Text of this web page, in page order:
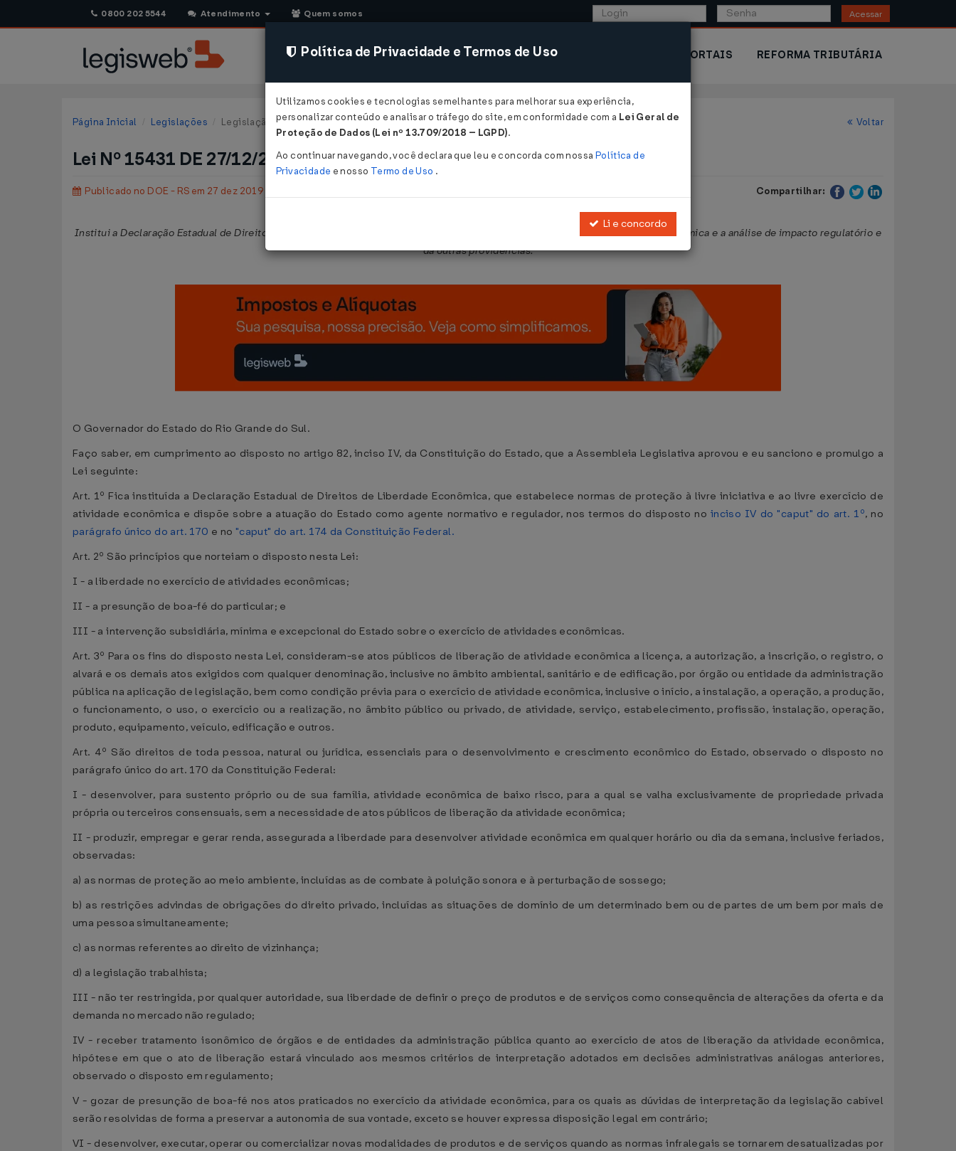
0800 202 5544 Atendimento Quem somos Acessar
CONSULTORIA SISTEMAS COMÉRCIO EXTERIOR PORTAIS REFORMA TRIBUTÁRIA
Página Inicial Legislações Legislação Estadual - Rio Grande do Sul Voltar
Lei Nº 15431 DE 27/12/2019
Publicado no DOE - RS em 27 dez 2019 Compartilhar:
Institui a Declaração Estadual de Direitos de Liberdade Econômica, estabelece normas para atos de liberação de atividade econômica e a análise de impacto regulatório e
dá outras providências.
O Governador do Estado do Rio Grande do Sul.
Faço saber, em cumprimento ao disposto no artigo 82, inciso IV, da Constituição do Estado, que a Assembleia Legislativa aprovou e eu sanciono e promulgo a
Lei seguinte:
Art. 1º Fica instituída a Declaração Estadual de Direitos de Liberdade Econômica, que estabelece normas de proteção à livre iniciativa e ao livre exercício de
atividade econômica e dispõe sobre a atuação do Estado como agente normativo e regulador, nos termos do disposto no inciso IV do "caput" do art. 1º, no
parágrafo único do art. 170 e no "caput" do art. 174 da Constituição Federal.
Art. 2º São princípios que norteiam o disposto nesta Lei:
I - a liberdade no exercício de atividades econômicas;
II - a presunção de boa-fé do particular; e
III - a intervenção subsidiária, mínima e excepcional do Estado sobre o exercício de atividades econômicas.
Art. 3º Para os fins do disposto nesta Lei, consideram-se atos públicos de liberação de atividade econômica a licença, a autorização, a inscrição, o registro, o
alvará e os demais atos exigidos com qualquer denominação, inclusive no âmbito ambiental, sanitário e de edificação, por órgão ou entidade da administração
pública na aplicação de legislação, bem como condição prévia para o exercício de atividade econômica, inclusive o início, a instalação, a operação, a produção,
o funcionamento, o uso, o exercício ou a realização, no âmbito público ou privado, de atividade, serviço, estabelecimento, profissão, instalação, operação,
produto, equipamento, veículo, edificação e outros.
Art. 4º São direitos de toda pessoa, natural ou jurídica, essenciais para o desenvolvimento e crescimento econômico do Estado, observado o disposto no
parágrafo único do art. 170 da Constituição Federal:
I - desenvolver, para sustento próprio ou de sua família, atividade econômica de baixo risco, para a qual se valha exclusivamente de propriedade privada
própria ou terceiros consensuais, sem a necessidade de atos públicos de liberação da atividade econômica;
II - produzir, empregar e gerar renda, assegurada a liberdade para desenvolver atividade econômica em qualquer horário ou dia da semana, inclusive feriados,
observadas:
a) as normas de proteção ao meio ambiente, incluídas as de combate à poluição sonora e à perturbação de sossego;
b) as restrições advindas de obrigações do direito privado, incluídas as situações de domínio de um determinado bem ou de partes de um bem por mais de
uma pessoa simultaneamente;
c) as normas referentes ao direito de vizinhança;
d) a legislação trabalhista;
III - não ter restringida, por qualquer autoridade, sua liberdade de definir o preço de produtos e de serviços como consequência de alterações da oferta e da
demanda no mercado não regulado;
IV - receber tratamento isonômico de órgãos e de entidades da administração pública quanto ao exercício de atos de liberação da atividade econômica,
hipótese em que o ato de liberação estará vinculado aos mesmos critérios de interpretação adotados em decisões administrativas análogas anteriores,
observado o disposto em regulamento;
V - gozar de presunção de boa-fé nos atos praticados no exercício da atividade econômica, para os quais as dúvidas de interpretação da legislação cabível
serão resolvidas de forma a preservar a autonomia de sua vontade, exceto se houver expressa disposição legal em contrário;
VI - desenvolver, executar, operar ou comercializar novas modalidades de produtos e de serviços quando as normas infralegais se tornarem desatualizadas por
Política de Privacidade e Termos de Uso
Utilizamos cookies e tecnologias semelhantes para melhorar sua experiência,
personalizar conteúdo e analisar o tráfego do site, em conformidade com a Lei Geral de
Proteção de Dados (Lei nº 13.709/2018 – LGPD).
Ao continuar navegando, você declara que leu e concorda com nossa Política de
Privacidade e nosso Termo de Uso .
Li e concordo